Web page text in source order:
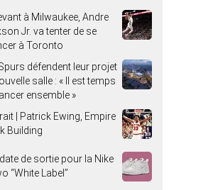
à Milwaukee, Andre
Jr. va tenter de se
à Toronto
Spurs défendent leur projet
salle : « Il est temps
ensemble »
| Patrick Ewing, Empire
Building
de sortie pour la Nike
“White Label”